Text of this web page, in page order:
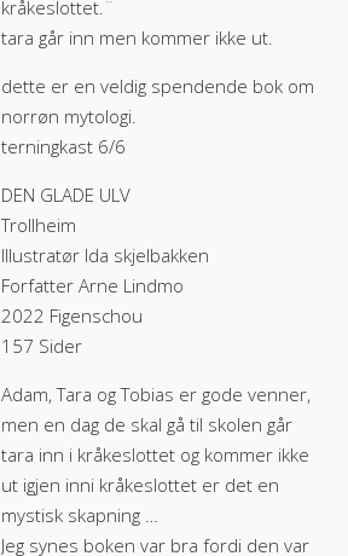
kråkeslottet.¨
tara går inn men kommer ikke ut.
dette er en veldig spendende bok om
norrøn mytologi.
terningkast 6/6
DEN GLADE ULV
Trollheim
Illustratør Ida skjelbakken
Forfatter Arne Lindmo
2022 Figenschou
157 Sider
Adam, Tara og Tobias er gode venner,
men en dag de skal gå til skolen går
tara inn i kråkeslottet og kommer ikke
ut igjen inni kråkeslottet er det en
mystisk skapning …
Jeg synes boken var bra fordi den var